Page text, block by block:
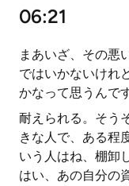
06:21
まあいざ、その悪
ではいかないけれ
かなって思うんで
耐えられる。そう
きな人で、ある程
いう人はね、棚卸
はい、あの自分の